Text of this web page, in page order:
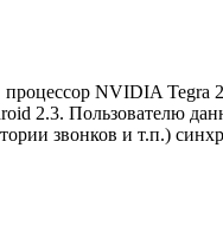
NVIDIA Tegra
2.3. Пользователю
звонков и т.п.)